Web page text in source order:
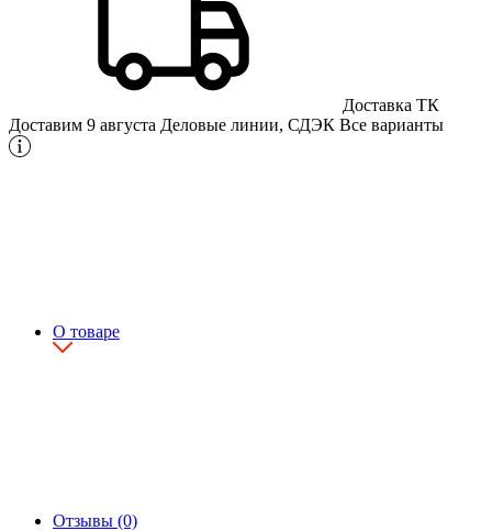
Доставка ТК
Доставим 9 августа Деловые линии, СДЭК Все варианты
О товаре
Отзывы (0)